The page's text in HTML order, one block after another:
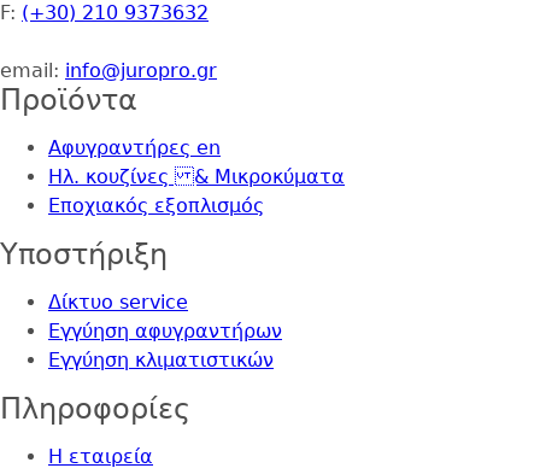
F: (+30) 210 9373632
email: info@juropro.gr
Προϊόντα
Αφυγραντήρες en
Ηλ. κουζίνες & Μικροκύματα
Εποχιακός εξοπλισμός
Yποστήριξη
Δίκτυο service
Εγγύηση αφυγραντήρων
Εγγύηση κλιματιστικών
Πληροφορίες
Η εταιρεία